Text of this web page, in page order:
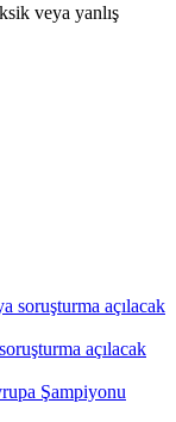
veya yanlış
açılacak